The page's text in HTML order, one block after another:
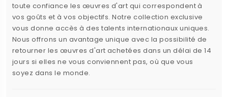
toute confiance les œuvres d'art qui correspondent à
vos goûts et à vos objectifs. Notre collection exclusive
vous donne accès à des talents internationaux uniques.
Nous offrons un avantage unique avec la possibilité de
retourner les œuvres d'art achetées dans un délai de 14
jours si elles ne vous conviennent pas, où que vous
soyez dans le monde.